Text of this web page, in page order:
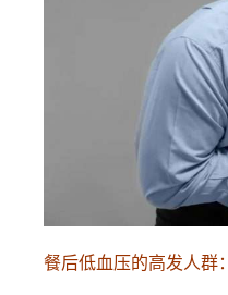
餐后低血压的高发人群：